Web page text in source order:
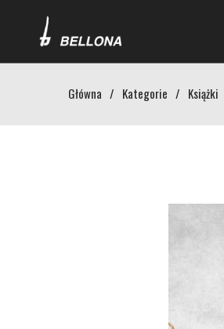
Główna / Kategorie / Książki